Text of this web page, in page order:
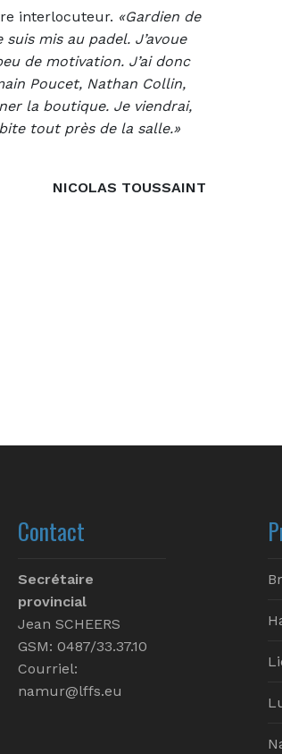
interlocuteur. «Gardien de
mis au padel. J’avoue
de motivation. J’ai donc
Poucet, Nathan Collin,
la boutique. Je viendrai,
tout près de la salle.»
NICOLAS TOUSSAINT
Contact
Secrétaire
provincial
Jean SCHEERS
GSM: 0487/33.37.10
Courriel:
namur@lffs.eu